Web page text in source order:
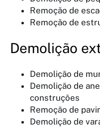
Remoção de
Remoção de
Demolição
Demolição de
Demolição de
construções
Remoção de
Demolição de